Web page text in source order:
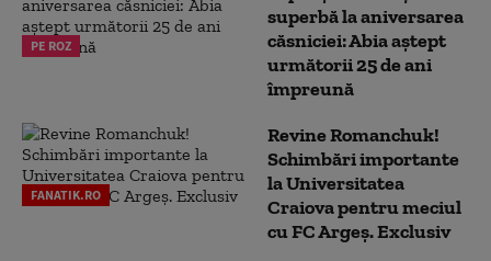
PE ROZ
superbă la aniversarea
căsniciei: Abia aștept
următorii 25 de ani
împreună
FANATIK.RO
Revine Romanchuk!
Schimbări importante
la Universitatea
Craiova pentru meciul
cu FC Argeş. Exclusiv